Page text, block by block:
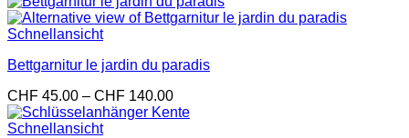
bis
Schnellansicht
Bettgarnitur le jardin du paradis
CHF 45.00 – CHF 140.00Preisspanne:
CHF 45.00
Schnellansicht